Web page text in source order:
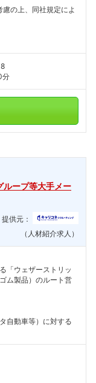
の上、同社規定によ
分
ループ等大手メー
提供元：
（人材紹介求人）
「ウェザーストリッ
ム製品）のルート営
自動車等）に対する